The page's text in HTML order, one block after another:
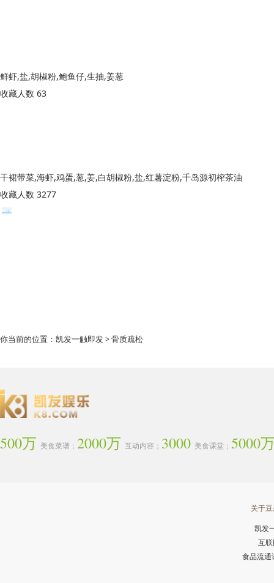
鲜虾,盐,胡椒粉,鲍鱼仔,生抽,姜葱
收藏人数 63
干裙带菜,海虾,鸡蛋,葱,姜,白胡椒粉,盐,红薯淀粉,千岛源初榨茶油
收藏人数 3277
你当前的位置： 凯发一触即发> 骨质疏松
500万 美食菜谱； 2000万 互动内容； 3000 美食课堂； 5000
关于
凯发
互
食品流